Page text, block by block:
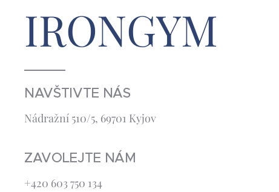
IRONGYM
NAVŠTIVTE NÁS
Nádražní 510/5, 69701 Kyjov
ZAVOLEJTE NÁM
+420 603 750 134